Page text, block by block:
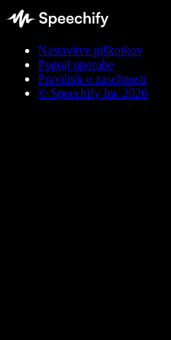
Nastavitve piškotkov
Pogoji uporabe
Pravilnik o zasebnosti
© Speechify Inc 2026